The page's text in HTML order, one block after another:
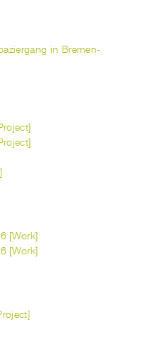
in Bremen-
[Work]
[Work]